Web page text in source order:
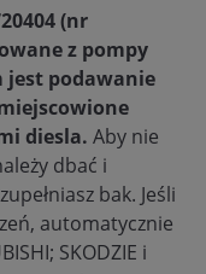
(nr
z pompy
jest podawanie
diesla. Aby nie
dbać i
bak. Jeśli
automatycznie
SKODZIE i